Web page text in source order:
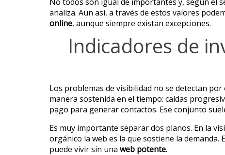
analiza. Aun así, a través de estos valores
online, aunque siempre existan excepciones.
Indicadores de
Los problemas de visibilidad no se detectan
manera sostenida en el tiempo: caídas
pago para generar contactos. Ese conjunto
Es muy importante separar dos planos. En la
orgánico la web es la que sostiene la
puede vivir sin una web potente.